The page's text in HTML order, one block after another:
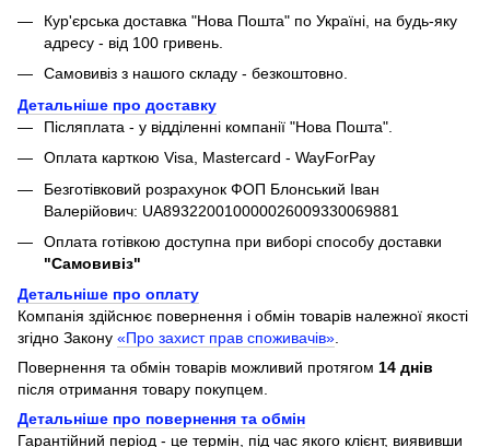
Кур'єрська доставка "Нова Пошта" по Україні, на будь-яку
адресу - від 100 гривень.
Самовивіз з нашого складу - безкоштовно.
Детальніше про доставку
Післяплата - у відділенні компанії "Нова Пошта".
Оплата карткою Visa, Mastercard - WayForPay
Безготівковий розрахунок ФОП Блонський Іван
Валерійович: UA893220010000026009330069881
Оплата готівкою доступна при виборі способу доставки
"Самовивіз"
Детальніше про оплату
Компанія здійснює повернення і обмін товарів належної якості
згідно Закону «Про захист прав споживачів».
Повернення та обмін товарів можливий протягом 14 днів
після отримання товару покупцем.
Детальніше про повернення та обмін
Гарантійний період - це термін, під час якого клієнт, виявивши